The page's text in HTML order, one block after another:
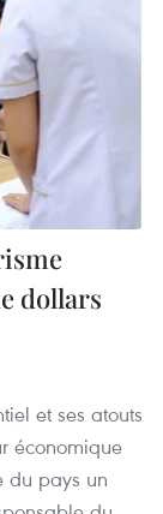
dollars
et ses atouts
économique
du pays un